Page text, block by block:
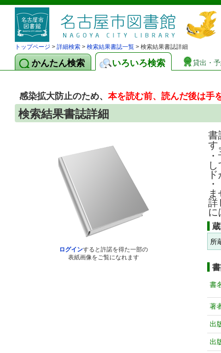
トップページ > 詳細検索 > 検索結果書誌一覧 > 検索結果書誌詳細
かんたん検索 いろいろ検索 貸出・
感染拡大防止のため、本を読む前、読んだ後は手
検索結果書誌詳細
ログインすると許諾を得た一部の
表紙画像をご覧になれます
書
す
詳
に
所
書
著
出
出